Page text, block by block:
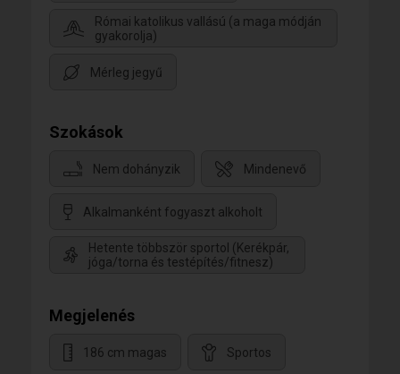
Római katolikus vallású (a maga módján
gyakorolja)
Mérleg jegyű
Szokások
Nem dohányzik Mindenevő
Alkalmanként fogyaszt alkoholt
Hetente többször sportol (Kerékpár,
jóga/torna és testépítés/fitnesz)
Megjelenés
186 cm magas Sportos